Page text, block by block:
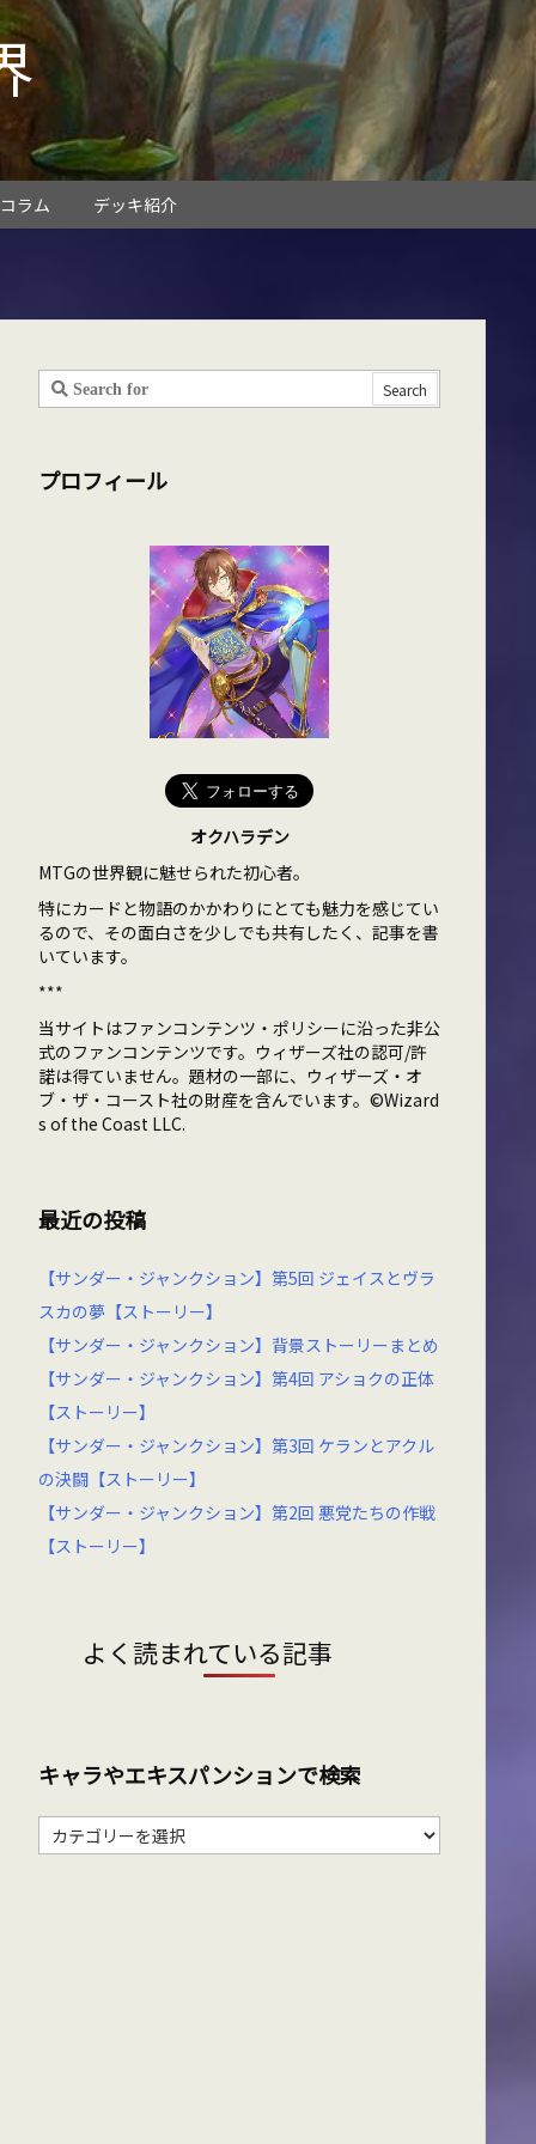
コラム デッキ紹介
プロフィール
オクハラデン
MTGの世界観に魅せられた初心者。
特にカードと物語のかかわりにとても魅力を感じてい
るので、その面白さを少しでも共有したく、記事を書
いています。
***
当サイトはファンコンテンツ・ポリシーに沿った非公
式のファンコンテンツです。ウィザーズ社の認可/許
諾は得ていません。題材の一部に、ウィザーズ・オ
ブ・ザ・コースト社の財産を含んでいます。©Wizard
s of the Coast LLC.
最近の投稿
【サンダー・ジャンクション】第5回 ジェイスとヴラ
スカの夢【ストーリー】
【サンダー・ジャンクション】背景ストーリーまとめ
【サンダー・ジャンクション】第4回 アショクの正体
【ストーリー】
【サンダー・ジャンクション】第3回 ケランとアクル
の決闘【ストーリー】
【サンダー・ジャンクション】第2回 悪党たちの作戦
【ストーリー】
よく読まれている記事
キャラやエキスパンションで検索
キ
ャ